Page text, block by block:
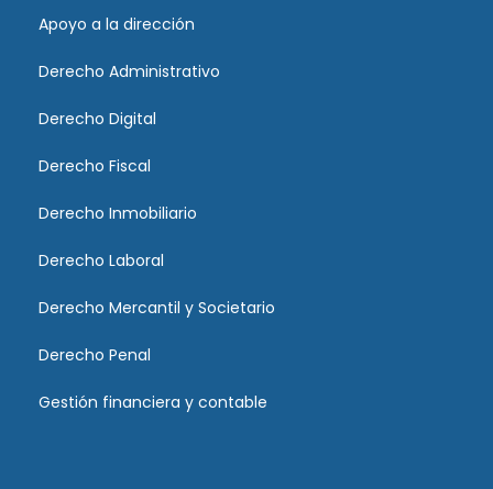
Apoyo a la dirección
Derecho Administrativo
Derecho Digital
Derecho Fiscal
Derecho Inmobiliario
Derecho Laboral
Derecho Mercantil y Societario
Derecho Penal
Gestión financiera y contable